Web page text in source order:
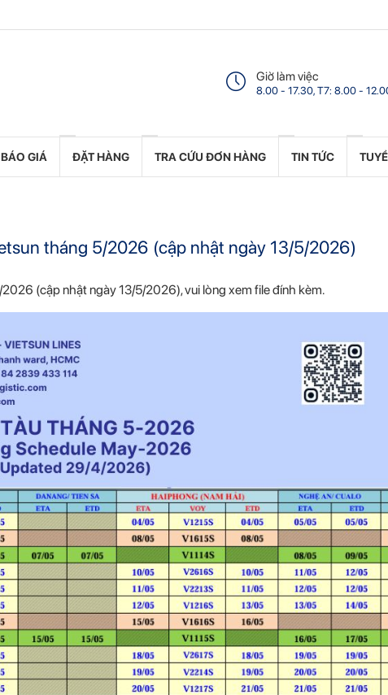
Giờ làm việc
8.00 - 17.30, T7: 8.00 -
GIÁ ĐẶT HÀNG TRA CỨU ĐƠN HÀNG TIN TỨC
tháng 5/2026 (cập nhật ngày 13/5/2026)
(cập nhật ngày 13/5/2026), vui lòng xem file đính kèm.